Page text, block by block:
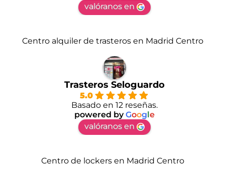
valóranos en
Centro alquiler de trasteros en Madrid Centro
Trasteros Seloguardo
5.0
Basado en 12 reseñas.
powered byGoogle
valóranos en
Centro de lockers en Madrid Centro